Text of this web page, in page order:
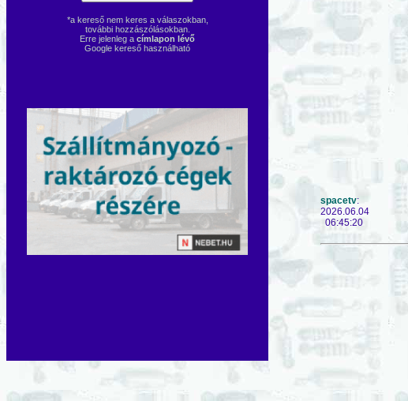
*a kereső nem keres a válaszokban,
további hozzászólásokban.
Erre jelenleg a címlapon lévő
Google kereső használható
spacetv:
2026.06.04
06:45:20